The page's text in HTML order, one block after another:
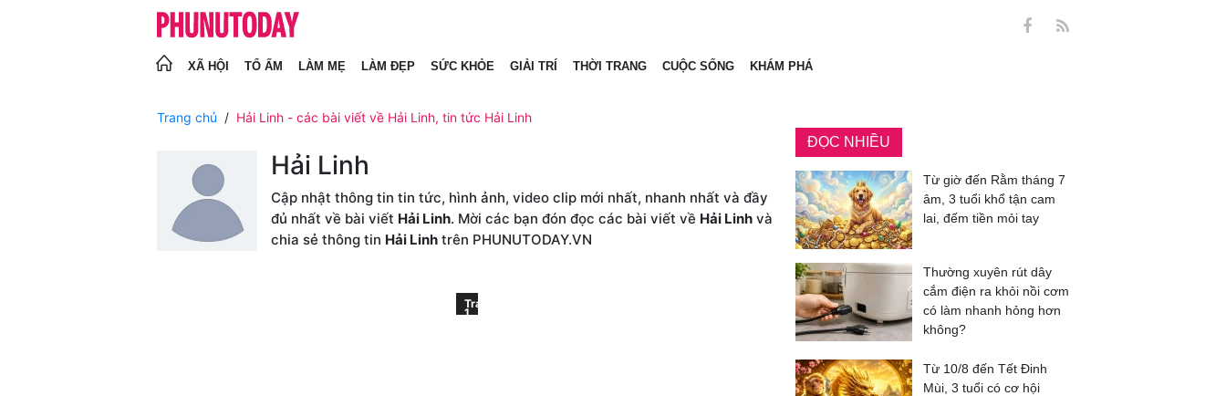
XÃ HỘI TỔ ẤM LÀM MẸ LÀM ĐẸP SỨC KHỎE GIẢI TRÍ THỜI TRANG CUỘC SỐNG KHÁM PHÁ
Trang chủ Hải Linh - các bài viết về Hải Linh, tin tức Hải Linh
Hải Linh
Cập nhật thông tin tin tức, hình ảnh, video clip mới nhất, nhanh nhất và đầy
đủ nhất về bài viết Hải Linh. Mời các bạn đón đọc các bài viết về Hải Linh và
chia sẻ thông tin Hải Linh trên PHUNUTODAY.VN
Trang
1
ĐỌC NHIỀU
Từ giờ đến Rằm tháng 7
âm, 3 tuổi khổ tận cam
lai, đếm tiền mỏi tay
Thường xuyên rút dây
cắm điện ra khỏi nồi cơm
có làm nhanh hỏng hơn
không?
Từ 10/8 đến Tết Đinh
Mùi, 3 tuổi có cơ hội